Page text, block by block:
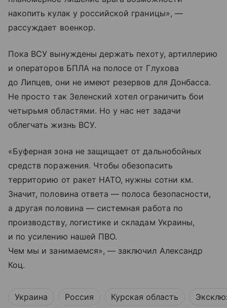
накопить кулак у российской границы», —
рассуждает военкор.
Пока ВСУ вынуждены держать пехоту, артиллерию
и операторов БПЛА на полосе от Глухова
до Липцев, они не имеют резервов для Донбасса.
Не просто так Зеленский хотел ограничить бои
четырьмя областями. Но у нас нет задачи
облегчать жизнь ВСУ.
«Буферная зона не защищает от дальнобойных
средств поражения. Чтобы обезопасить
территорию от ракет НАТО, нужны сотни км.
Значит, половина ответа — полоса безопасности,
а другая половина — системная работа по
производству, логистике и складам Украины,
и по усилению нашей ПВО.
Чем мы и занимаемся», — заключил Александр
Коц.
Украина Россия Курская область